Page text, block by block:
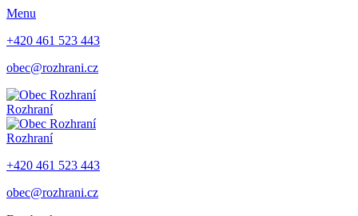
Menu
+420 461 523 443
obec@rozhrani.cz
Rozhraní
Rozhraní
+420 461 523 443
obec@rozhrani.cz